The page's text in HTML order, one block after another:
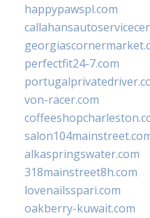
happypawspl.com
perfectfit24-7.com
von-racer.com
alkaspringswater.com
318mainstreet8h.com
lovenailsspari.com
oakberry-kuwait.com